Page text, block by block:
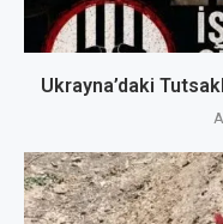
Ukrayna’daki